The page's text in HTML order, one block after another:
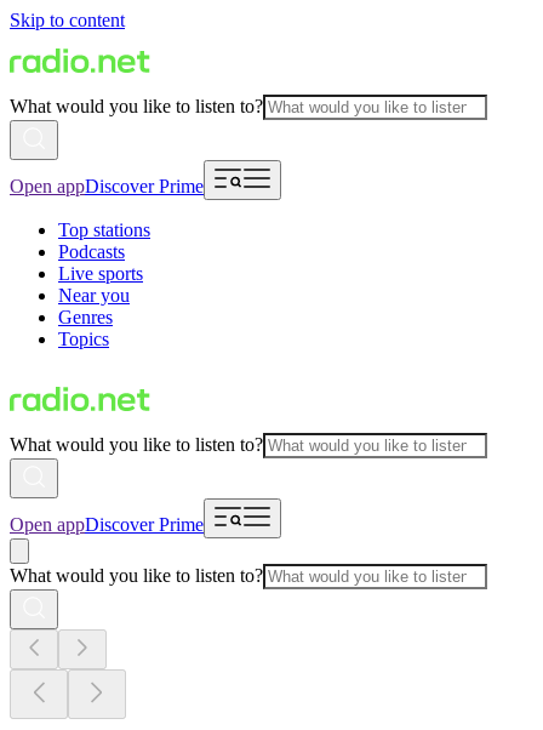
Skip to content
What would you like to listen to?
Open appDiscover Prime
Top stations
Podcasts
Live sports
Near you
Genres
Topics
What would you like to listen to?
Open appDiscover Prime
What would you like to listen to?